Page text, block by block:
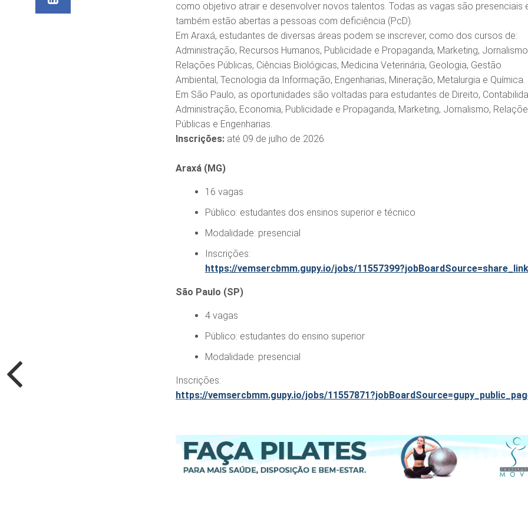
como objetivo atrair e desenvolver novos talentos. Todas as vagas são presenciais
também estão abertas a pessoas com deficiência (PcD).
Em Araxá, estudantes de diversas áreas podem se inscrever, como dos cursos de:
Administração, Recursos Humanos, Publicidade e Propaganda, Marketing,
Relações Públicas, Ciências Biológicas, Medicina Veterinária, Geologia, Gestão
Ambiental, Tecnologia da Informação, Engenharias, Mineração, Metalurgia e Química.
Em São Paulo, as oportunidades são voltadas para estudantes de Direito,
Administração, Economia, Publicidade e Propaganda, Marketing, Jornalismo,
Públicas e Engenharias.
Inscrições: até 09 de julho de 2026
Araxá (MG)
16 vagas
Público: estudantes dos ensinos superior e técnico
Modalidade: presencial
Inscrições:
https://vemsercbmm.gupy.io/jobs/
São Paulo (SP)
4 vagas
Público: estudantes do ensino superior
Modalidade: presencial
Inscrições:
https://vemsercbmm.gupy.io/jobs/